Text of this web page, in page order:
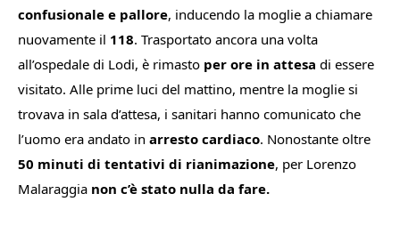
confusionale e pallore, inducendo la moglie a chiamare
nuovamente il 118. Trasportato ancora una volta
all’ospedale di Lodi, è rimasto per ore in attesa di essere
visitato. Alle prime luci del mattino, mentre la moglie si
trovava in sala d’attesa, i sanitari hanno comunicato che
l’uomo era andato in arresto cardiaco. Nonostante oltre
50 minuti di tentativi di rianimazione, per Lorenzo
Malaraggia non c’è stato nulla da fare.